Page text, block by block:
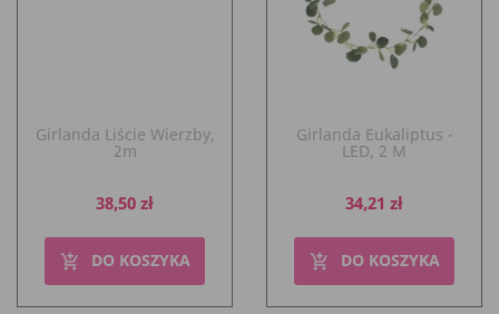
Girlanda Liście Wierzby,
2m
Cena
38,50 zł
add_shopping_cart DO KOSZYKA
Girlanda Eukaliptus -
LED, 2 M
Cena
34,21 zł
add_shopping_cart DO KOSZYKA